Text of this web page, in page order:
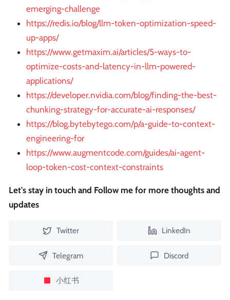
emerging-challenge
https://redis.io/blog/llm-token-optimization-speed-
up-apps/
https://www.getmaxim.ai/articles/5-ways-to-
optimize-costs-and-latency-in-llm-powered-
applications/
https://developer.nvidia.com/blog/finding-the-best-
chunking-strategy-for-accurate-ai-responses/
https://blog.bytebytego.com/p/a-guide-to-context-
engineering-for
https://www.augmentcode.com/guides/ai-agent-
loop-token-cost-context-constraints
Let's stay in touch and Follow me for more thoughts and
updates
Twitter LinkedIn
Telegram Discord
小红书